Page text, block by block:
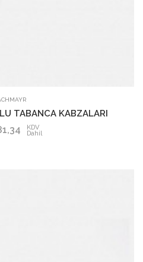
TABANCA KABZALARI
KDV
Dahil